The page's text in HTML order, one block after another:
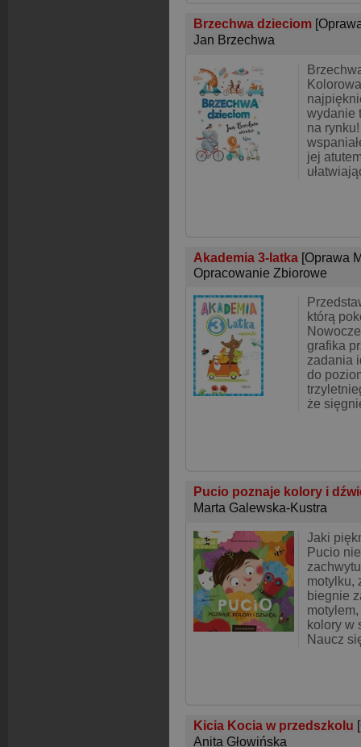
Brzechwa dzieciom
Jan Brzechwa
wydanie
na
jej
Akademia 3-latka [Oprawa
Opracowanie Zbiorowe
którą
grafika
zadania
do
że
Pucio poznaje kolory i
Marta Galewska-Kustra
Jaki
Pucio
motylku,
biegnie
kolory w
Naucz
Kicia Kocia w przedszkolu
Anita Głowińska